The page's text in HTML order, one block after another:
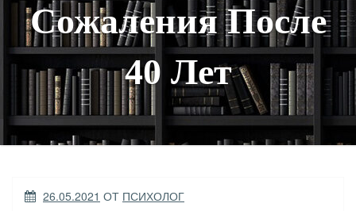
Сожаления После
40 Лет
ОПУБЛИКОВАНО
26.05.2021 ОТ ПСИХОЛОГ